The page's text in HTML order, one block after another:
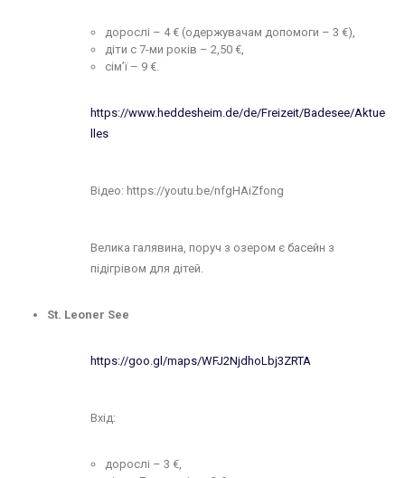
дорослі – 4 € (одержувачам допомоги – 3 €),
діти с 7-ми років – 2,50 €,
сім’ї – 9 €.
https://www.heddesheim.de/de/Freizeit/Badesee/Aktue
lles
Відео: https://youtu.be/nfgHAiZfong
Велика галявина, поруч з озером є басейн з
підігрівом для дітей.
St. Leoner See
https://goo.gl/maps/WFJ2NjdhoLbj3ZRTA
Вхід:
дорослі – 3 €,